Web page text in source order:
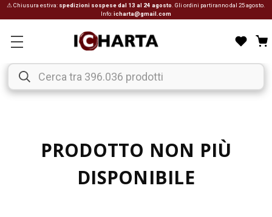
⚠ Chiusura estiva: spedizioni sospese dal 13 al 24 agosto . Gli ordini partiranno dal 25 agosto.
Info:icharta@gmail.com
PRODOTTO NON PIÙ
DISPONIBILE